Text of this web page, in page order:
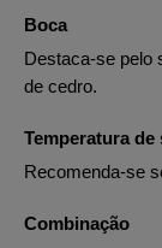
Boca
Destaca-se pelo
de cedro.
Temperatura de
Recomenda-se
Combinação